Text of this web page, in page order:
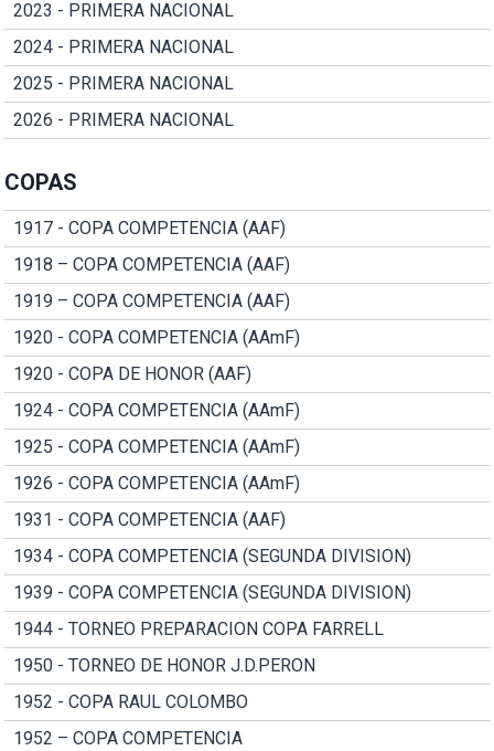
2023 - PRIMERA NACIONAL
2024 - PRIMERA NACIONAL
2025 - PRIMERA NACIONAL
2026 - PRIMERA NACIONAL
COPAS
1917 - COPA COMPETENCIA (AAF)
1918 – COPA COMPETENCIA (AAF)
1919 – COPA COMPETENCIA (AAF)
1920 - COPA COMPETENCIA (AAmF)
1920 - COPA DE HONOR (AAF)
1924 - COPA COMPETENCIA (AAmF)
1925 - COPA COMPETENCIA (AAmF)
1926 - COPA COMPETENCIA (AAmF)
1931 - COPA COMPETENCIA (AAF)
1934 - COPA COMPETENCIA (SEGUNDA DIVISION)
1939 - COPA COMPETENCIA (SEGUNDA DIVISION)
1944 - TORNEO PREPARACION COPA FARRELL
1950 - TORNEO DE HONOR J.D.PERON
1952 - COPA RAUL COLOMBO
1952 – COPA COMPETENCIA